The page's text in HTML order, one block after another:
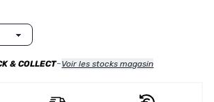
& COLLECT-Voir les stocks magasin